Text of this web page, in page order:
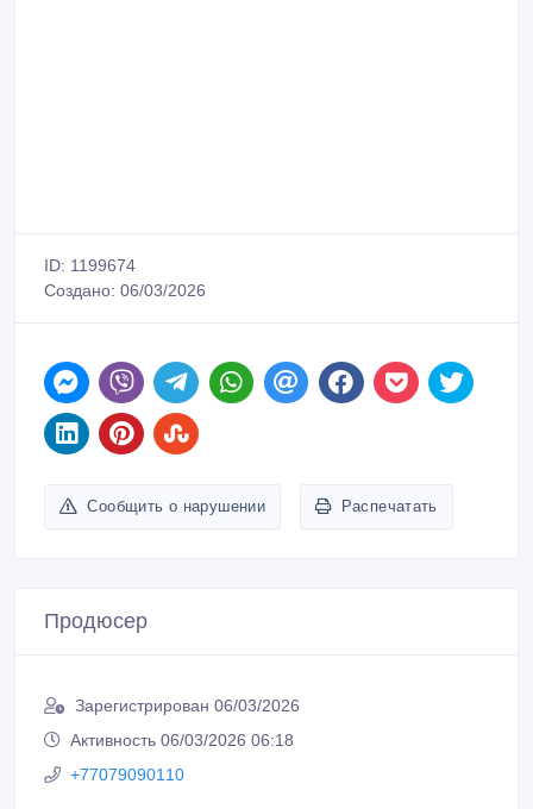
ID: 1199674
Создано: 06/03/2026
Сообщить о нарушении Распечатать
Продюсер
Зарегистрирован 06/03/2026
Активность 06/03/2026 06:18
+77079090110